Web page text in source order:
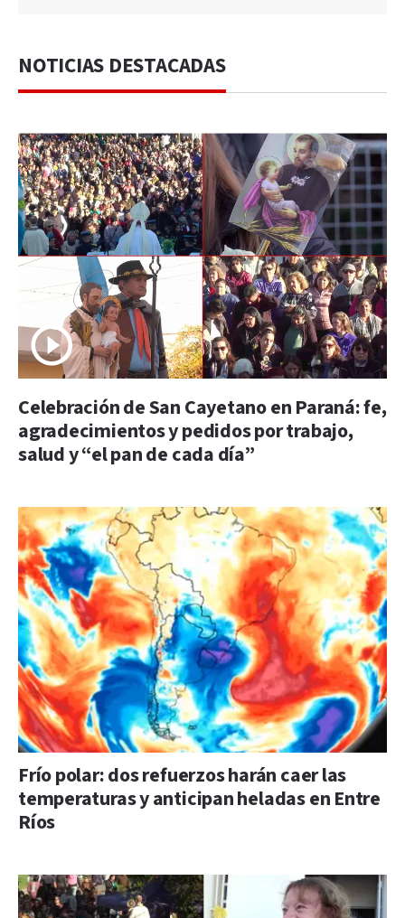
NOTICIAS DESTACADAS
Celebración de San Cayetano en Paraná: fe,
agradecimientos y pedidos por trabajo,
salud y “el pan de cada día”
Frío polar: dos refuerzos harán caer las
temperaturas y anticipan heladas en Entre
Ríos